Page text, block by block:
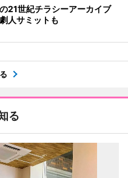
21世紀チラシーアーカイブ
人サミットも
る